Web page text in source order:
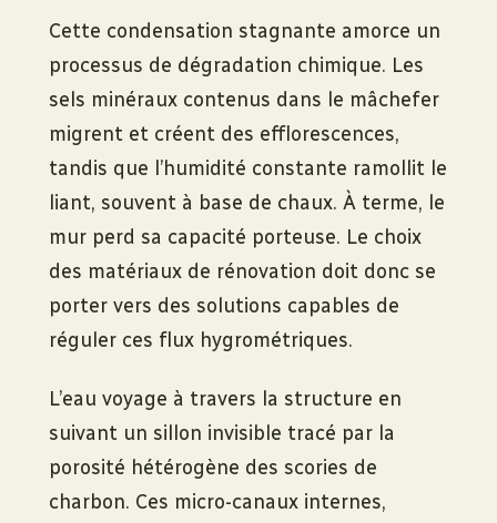
Cette condensation stagnante amorce un
processus de dégradation chimique. Les
sels minéraux contenus dans le mâchefer
migrent et créent des efflorescences,
tandis que l’humidité constante ramollit le
liant, souvent à base de chaux. À terme, le
mur perd sa capacité porteuse. Le choix
des matériaux de rénovation doit donc se
porter vers des solutions capables de
réguler ces flux hygrométriques.
L’eau voyage à travers la structure en
suivant un sillon invisible tracé par la
porosité hétérogène des scories de
charbon. Ces micro-canaux internes,